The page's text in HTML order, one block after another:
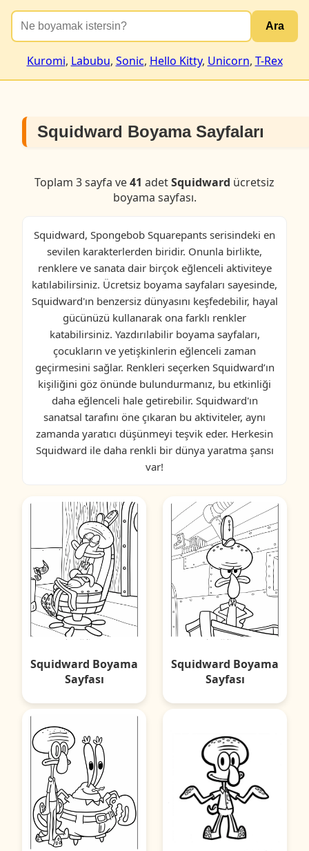
Ara
Kuromi, Labubu, Sonic, Hello Kitty, Unicorn, T-Rex
Squidward Boyama Sayfaları
Toplam 3 sayfa ve41 adetSquidward ücretsiz
boyama sayfası.
Squidward, Spongebob Squarepants serisindeki en
sevilen karakterlerden biridir. Onunla birlikte,
renklere ve sanata dair birçok eğlenceli aktiviteye
katılabilirsiniz. Ücretsiz boyama sayfaları sayesinde,
Squidward'ın benzersiz dünyasını keşfedebilir, hayal
gücünüzü kullanarak ona farklı renkler
katabilirsiniz. Yazdırılabilir boyama sayfaları,
çocukların ve yetişkinlerin eğlenceli zaman
geçirmesini sağlar. Renkleri seçerken Squidward’ın
kişiliğini göz önünde bulundurmanız, bu etkinliği
daha eğlenceli hale getirebilir. Squidward'ın
sanatsal tarafını öne çıkaran bu aktiviteler, aynı
zamanda yaratıcı düşünmeyi teşvik eder. Herkesin
Squidward ile daha renkli bir dünya yaratma şansı
var!
Squidward Boyama
Sayfası
Squidward Boyama
Sayfası